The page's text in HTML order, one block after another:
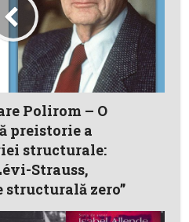
Polirom – O
preistorie a
structurale:
Strauss,
structurală zero”